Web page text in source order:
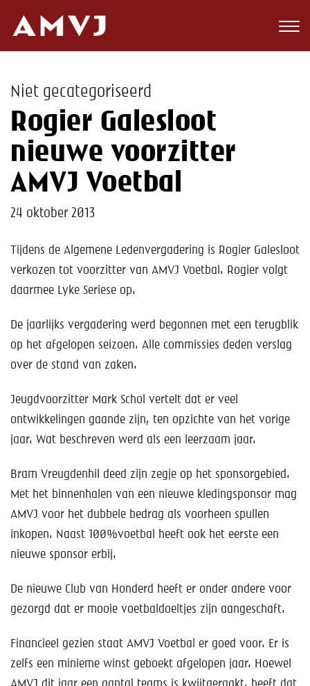
Wedstrijden
Nieuws
Teams
Jeugd
Toekomst
Help mee!
Shop
Contact
Niet gecategoriseerd
Rogier Galesloot
nieuwe voorzitter
AMVJ Voetbal
24 oktober 2013
Tijdens de Algemene Ledenvergadering is Rogier Galesloot
verkozen tot voorzitter van AMVJ Voetbal. Rogier volgt
daarmee Lyke Seriese op.
De jaarlijks vergadering werd begonnen met een terugblik
op het afgelopen seizoen. Alle commissies deden verslag
over de stand van zaken.
Jeugdvoorzitter Mark Schol vertelt dat er veel
ontwikkelingen gaande zijn, ten opzichte van het vorige
jaar. Wat beschreven werd als een leerzaam jaar.
Bram Vreugdenhil deed zijn zegje op het sponsorgebied.
Met het binnenhalen van een nieuwe kledingsponsor mag
AMVJ voor het dubbele bedrag als voorheen spullen
inkopen. Naast 100%voetbal heeft ook het eerste een
nieuwe sponsor erbij.
De nieuwe Club van Honderd heeft er onder andere voor
gezorgd dat er mooie voetbaldoeltjes zijn aangeschaft.
Financieel gezien staat AMVJ Voetbal er goed voor. Er is
zelfs een minieme winst geboekt afgelopen jaar. Hoewel